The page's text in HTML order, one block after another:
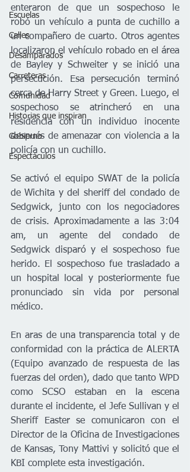
Escuelas
Calles
Desamparados
Carreteras
Comunidad
Historias que inspiran
Gobierno
Espectáculos
enteraron de que un sospechoso le
robó un vehículo a punta de cuchillo a
un compañero de cuarto. Otros agentes
localizaron el vehículo robado en el área
de Bayley y Schweiter y se inició una
persecución. Esa persecución terminó
cerca de Harry Street y Green. Luego, el
sospechoso se atrincheró en una
residencia con un individuo inocente
después de amenazar con violencia a la
policía con un cuchillo.
Se activó el equipo SWAT de la policía
de Wichita y del sheriff del condado de
Sedgwick, junto con los negociadores
de crisis. Aproximadamente a las 3:04
am, un agente del condado de
Sedgwick disparó y el sospechoso fue
herido. El sospechoso fue trasladado a
un hospital local y posteriormente fue
pronunciado sin vida por personal
médico.
En aras de una transparencia total y de
conformidad con la práctica de ALERTA
(Equipo avanzado de respuesta de las
fuerzas del orden), dado que tanto WPD
como SCSO estaban en la escena
durante el incidente, el Jefe Sullivan y el
Sheriff Easter se comunicaron con el
Director de la Oficina de Investigaciones
de Kansas, Tony Mattivi y solicitó que el
KBI complete esta investigación.